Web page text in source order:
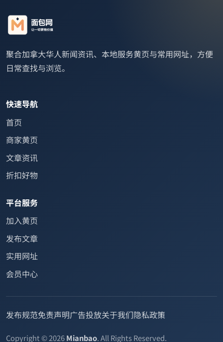
聚合加拿大华人新闻资讯、本地服务黄页与常用网址，方便
日常查找与浏览。
快速导航
首页
商家黄页
文章资讯
折扣好物
平台服务
加入黄页
发布文章
实用网址
会员中心
发布规范免责声明广告投放关于我们隐私政策
Copyright © 2026Mianbao. All Rights Reserved.